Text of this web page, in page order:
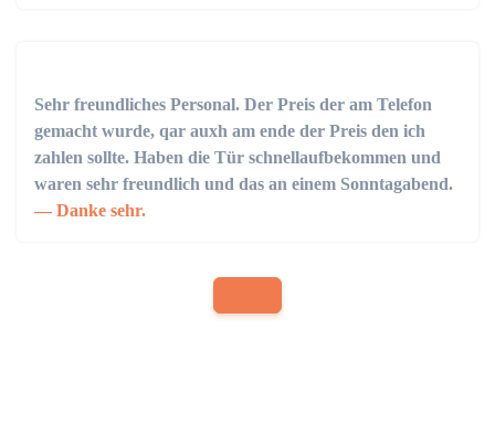
Sehr freundliches Personal. Der Preis der am Telefon
gemacht wurde, qar auxh am ende der Preis den ich
zahlen sollte. Haben die Tür schnellaufbekommen und
waren sehr freundlich und das an einem Sonntagabend.
Danke sehr.